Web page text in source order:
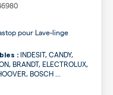
pour Lave-linge
: INDESIT, CANDY,
BRANDT, ELECTROLUX,
BOSCH ...